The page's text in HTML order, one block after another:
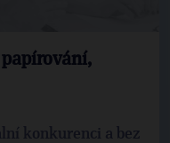
konkurenci a bez